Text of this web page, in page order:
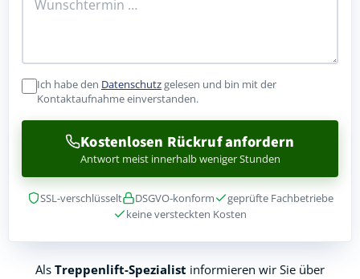
Ich habe den Datenschutzgelesen und bin mit der
Kontaktaufnahme einverstanden.
Kostenlosen Rückruf anfordern
Antwort meist innerhalb weniger Stunden
SSL-verschlüsselt DSGVO-konform
geprüfte Fachbetriebe
keine versteckten Kosten
Als Treppenlift-Spezialist informieren wir Sie über